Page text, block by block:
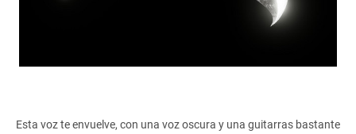
Esta voz te envuelve, con una voz oscura y una guitarras bastante